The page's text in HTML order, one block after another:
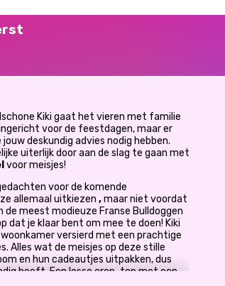
Kiki gaat het vieren met familie
voor de feestdagen, maar er
deskundig advies nodig hebben.
uiterlijk door aan de slag te gaan met
voor meisjes!
voor de komende
allemaal uitkiezen ,maar niet voordat
de meest modieuze Franse Bulldoggen
dat je klaar bent om mee te doen! Kiki
woonkamer versierd met een prachtige
Alles wat de meisjes op deze stille
en hun cadeautjes uitpakken, dus
heeft. Een losse crop-top met een